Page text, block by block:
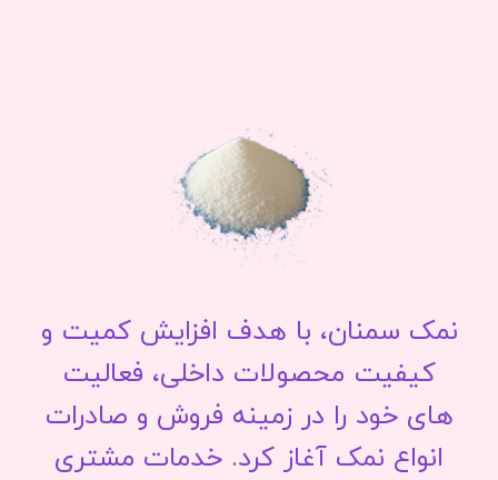
نمک سمنان، با هدف افزایش کمیت و
کیفیت محصولات داخلی، فعالیت
های خود را در زمینه فروش و صادرات
انواع نمک آغاز کرد. خدمات مشتری